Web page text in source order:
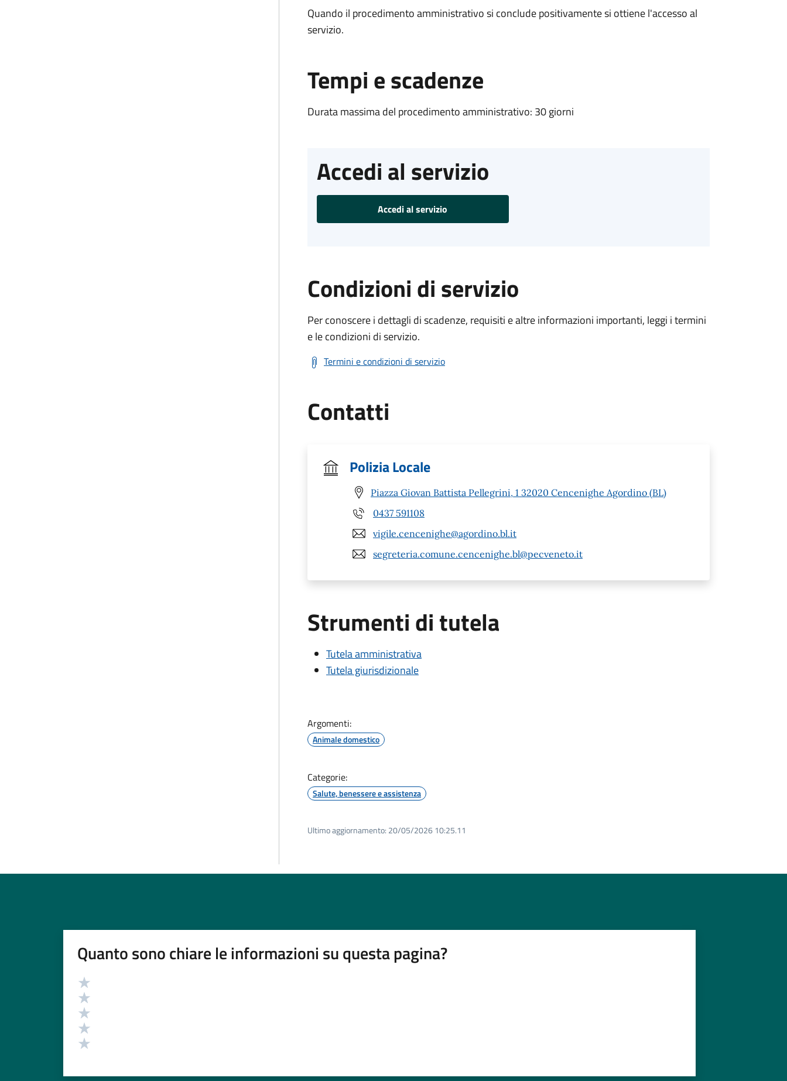
Quando il procedimento amministrativo si conclude positivamente si ottiene l'accesso al
servizio.
Tempi e scadenze
Durata massima del procedimento amministrativo: 30 giorni
Accedi al servizio
Accedi al servizio
Condizioni di servizio
Per conoscere i dettagli di scadenze, requisiti e altre informazioni importanti, leggi i termini
e le condizioni di servizio.
Termini e condizioni di servizio
Contatti
Polizia Locale
Piazza Giovan Battista Pellegrini, 1 32020 Cencenighe Agordino (BL)
0437 591108
vigile.cencenighe@agordino.bl.it
segreteria.comune.cencenighe.bl@pecveneto.it
Strumenti di tutela
Tutela amministrativa
Tutela giurisdizionale
Argomenti:
Animale domestico
Categorie:
Salute, benessere e assistenza
Ultimo aggiornamento: 20/05/2026 10:25.11
Quanto sono chiare le informazioni su questa pagina?
Valutazione